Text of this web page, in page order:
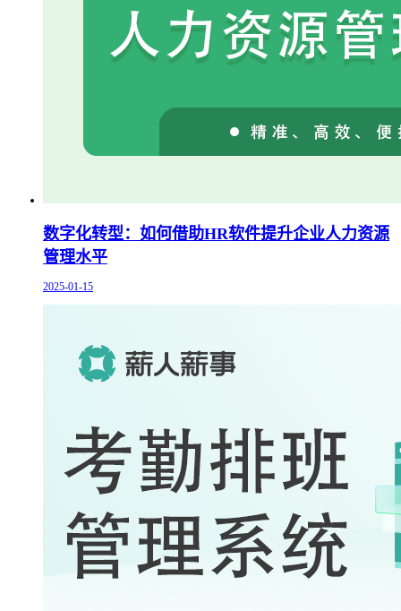
数字化转型：如何借助HR软件提升企业人力资源
管理水平
2025-01-15